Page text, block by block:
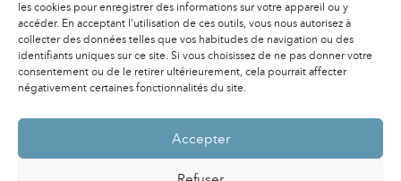
les cookies pour enregistrer des informations sur votre appareil ou y
accéder. En acceptant l'utilisation de ces outils, vous nous autorisez à
collecter des données telles que vos habitudes de navigation ou des
identifiants uniques sur ce site. Si vous choisissez de ne pas donner votre
consentement ou de le retirer ultérieurement, cela pourrait affecter
négativement certaines fonctionnalités du site.
Accepter
ACCESSIBILITÉ | AGENDA | ASSOCIATIONS
|
CONTACTS
PUBLICATIONS ESPACE PRESSE